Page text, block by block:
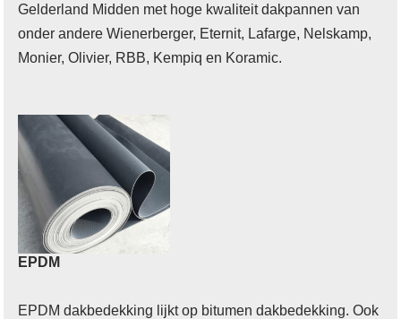
Gelderland Midden met hoge kwaliteit dakpannen van
onder andere Wienerberger, Eternit, Lafarge, Nelskamp,
Monier, Olivier, RBB, Kempiq en Koramic.
EPDM
EPDM dakbedekking lijkt op bitumen dakbedekking. Ook